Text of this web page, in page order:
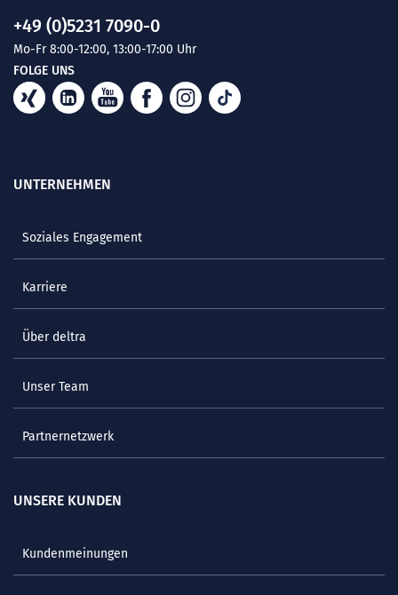
+49 (0)5231 7090-0
Mo-Fr 8:00-12:00, 13:00-17:00 Uhr
FOLGE UNS
UNTERNEHMEN
Soziales Engagement
Karriere
Über deltra
Unser Team
Partnernetzwerk
UNSERE KUNDEN
Kundenmeinungen